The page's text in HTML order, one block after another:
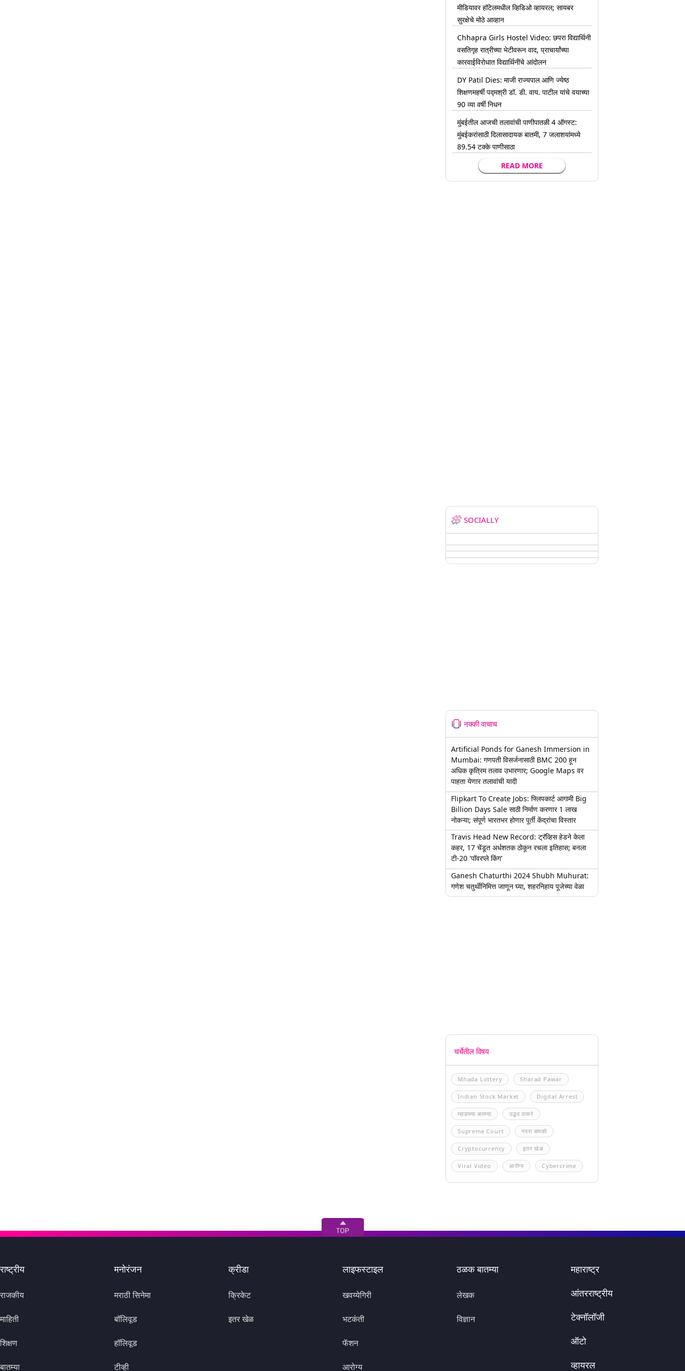
मीडियावर हॉटेलमधील व्हिडिओ व्हायरल; सायबर
सुरक्षेचे मोठे आव्हान
Chhapra Girls Hostel Video: छपरा विद्यार्थिनी
वसतिगृह रात्रीच्या भेटीवरून वाद, प्राचार्यांच्या
कारवाईविरोधात विद्यार्थिनींचे आंदोलन
DY Patil Dies: माजी राज्यपाल आणि ज्येष्ठ
शिक्षणमहर्षी पद्मश्री डॉ. डी. वाय. पाटील यांचे वयाच्या
90 व्या वर्षी निधन
मुंबईतील आजची तलावांची पाणीपातळी 4 ऑगस्ट:
मुंबईकरांसाठी दिलासादायक बातमी, 7 जलाशयांमध्ये
89.54 टक्के पाणीसाठा
READ MORE
SOCIALLY
नक्की वाचाच
Artificial Ponds for Ganesh Immersion in
Mumbai: गणपती विसर्जनासाठी BMC 200 हून
अधिक कृत्रिम तलाव उभारणार; Google Maps वर
पाहता येणार तलावांची यादी
Flipkart To Create Jobs: फ्लिपकार्ट आगामी Big
Billion Days Sale साठी निर्माण करणार 1 लाख
नोकऱ्या; संपूर्ण भारतभर होणार पूर्ती केंद्रांचा विस्तार
Travis Head New Record: ट्रॅव्हिस हेडने केला
कहर, 17 चेंडूत अर्धशतक ठोकून रचला इतिहास; बनला
टी-20 'पॉवरप्ले किंग'
Ganesh Chaturthi 2024 Shubh Muhurat:
गणेश चतुर्थीनिमित्त जाणून घ्या, शहरनिहाय पूजेच्या वेळा
चर्चेतील विषय
Mhada Lottery Sharad Pawar
Indian Stock Market Digital Arrest
म्हाडाच्या बातम्या उद्धव ठाकरे
Supreme Court नवरा बायको
Cryptocurrency इतर खेळ
Viral Video आरोग्य Cybercrime
राष्ट्रीय
राजकीय
माहिती
शिक्षण
बातम्या
मनोरंजन
मराठी सिनेमा
बॉलिवूड
हॉलिवूड
टीव्ही
क्रीडा
क्रिकेट
इतर खेळ
लाइफस्टाइल
खवय्येगिरी
भटकंती
फॅशन
आरोग्य
ठळक बातम्या
लेखक
विज्ञान
महाराष्ट्र
आंतरराष्ट्रीय
टेक्नॉलॉजी
ऑटो
व्हायरल